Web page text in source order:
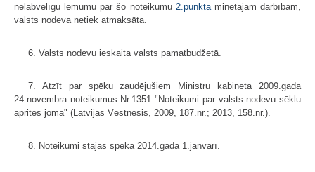
nelabvēlīgu lēmumu par šo noteikumu 2.punktāminētajām darbībām,
valsts nodeva netiek atmaksāta.
6. Valsts nodevu ieskaita valsts pamatbudžetā.
7. Atzīt par spēku zaudējušiem Ministru kabineta 2009.gada
24.novembra noteikumus Nr.1351 "Noteikumi par valsts nodevu sēklu
aprites jomā" (Latvijas Vēstnesis, 2009, 187.nr.; 2013, 158.nr.).
8. Noteikumi stājas spēkā 2014.gada 1.janvārī.